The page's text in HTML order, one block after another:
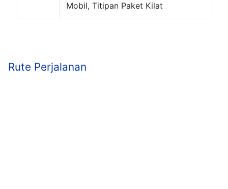
Mobil, Titipan Paket Kilat
Rute Perjalanan